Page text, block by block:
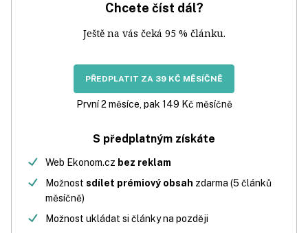
Chcete číst dál?
Ještě na vás čeká 95 % článku.
PŘEDPLATIT ZA 39 KČ MĚSÍČNĚ
První 2 měsíce, pak 149 Kč měsíčně
S předplatným získáte
Web Ekonom.cz bez reklam
Možnost sdílet prémiový obsah zdarma (5 článků
měsíčně)
Možnost ukládat si články na později